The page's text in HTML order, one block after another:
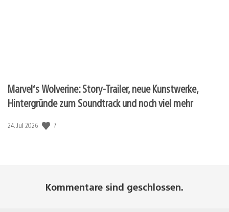
Marvel‘s Wolverine: Story-Trailer, neue Kunstwerke,
Hintergründe zum Soundtrack und noch viel mehr
Veröffentlichungsdatum:
24. Jul 2026 7
Kommentare sind geschlossen.